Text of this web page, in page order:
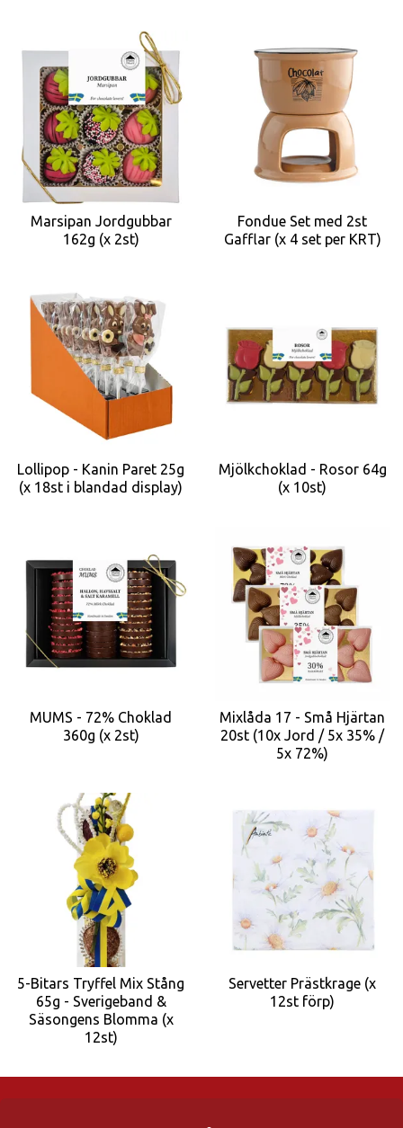
Marsipan Jordgubbar
162g (x 2st)
Fondue Set med 2st
Gafflar (x 4 set per KRT)
Lollipop - Kanin Paret 25g
(x 18st i blandad display)
Mjölkchoklad - Rosor 64g
(x 10st)
MUMS - 72% Choklad
360g (x 2st)
Mixlåda 17 - Små Hjärtan
20st (10x Jord / 5x 35% /
5x 72%)
5-Bitars Tryffel Mix Stång
65g - Sverigeband &
Säsongens Blomma (x
12st)
Servetter Prästkrage (x
12st förp)